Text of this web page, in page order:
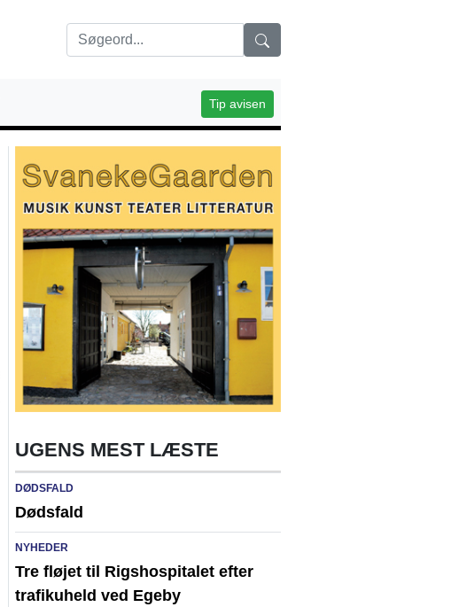
Tip avisen
UGENS MEST LÆSTE
DØDSFALD
Dødsfald
NYHEDER
Tre fløjet til Rigshospitalet efter
trafikuheld ved Egeby